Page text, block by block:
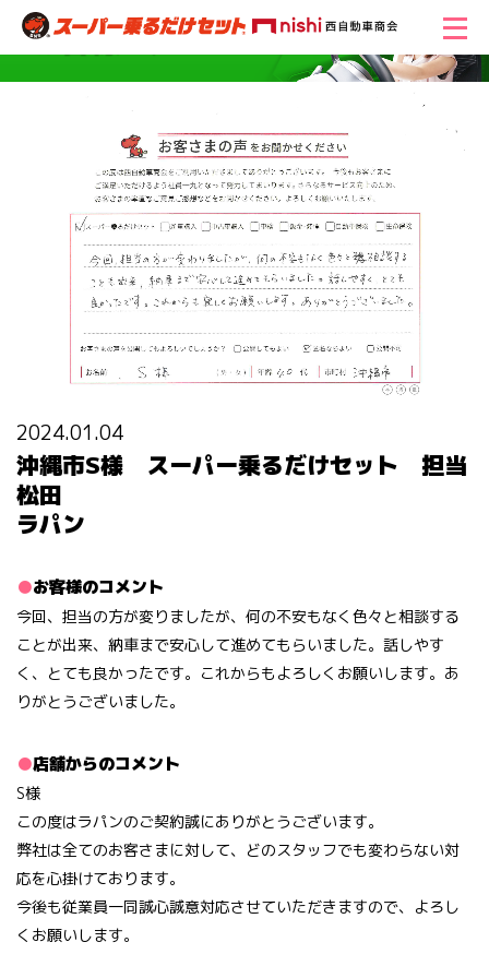
2024.01.04
沖縄市S様 スーパー乗るだけセット 担当
松田
ラパン
お客様のコメント
今回、担当の方が変りましたが、何の不安もなく色々と相談する
ことが出来、納車まで安心して進めてもらいました。話しやす
く、とても良かったです。これからもよろしくお願いします。あ
りがとうございました。
店舗からのコメント
S様
この度はラパンのご契約誠にありがとうございます。
弊社は全てのお客さまに対して、どのスタッフでも変わらない対
応を心掛けております。
今後も従業員一同誠心誠意対応させていただきますので、よろし
くお願いします。